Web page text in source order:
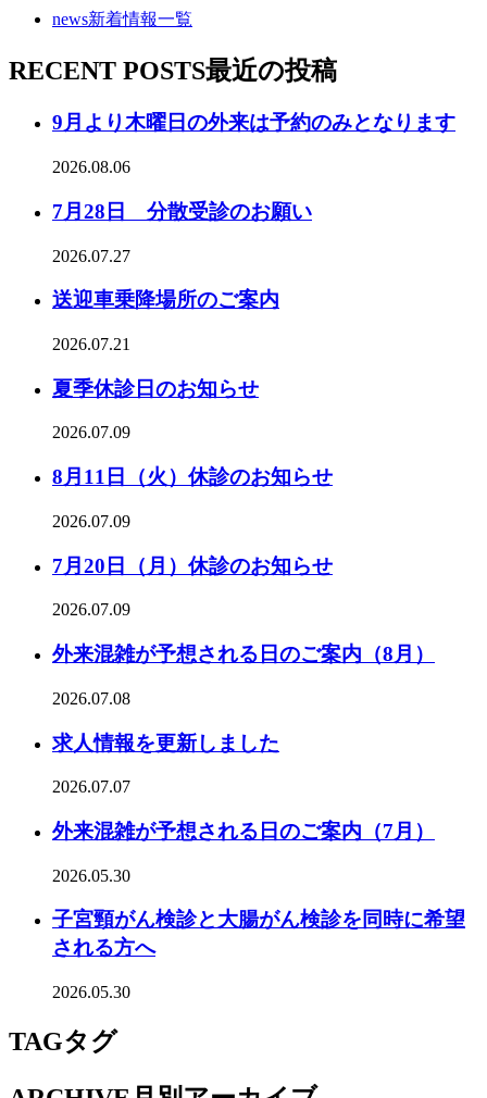
news新着情報一覧
RECENT POSTS最近の投稿
9月より木曜日の外来は予約のみとなります
2026.08.06
7月28日 分散受診のお願い
2026.07.27
送迎車乗降場所のご案内
2026.07.21
夏季休診日のお知らせ
2026.07.09
8月11日（火）休診のお知らせ
2026.07.09
7月20日（月）休診のお知らせ
2026.07.09
外来混雑が予想される日のご案内（8月）
2026.07.08
求人情報を更新しました
2026.07.07
外来混雑が予想される日のご案内（7月）
2026.05.30
子宮頸がん検診と大腸がん検診を同時に希望
される方へ
2026.05.30
TAGタグ